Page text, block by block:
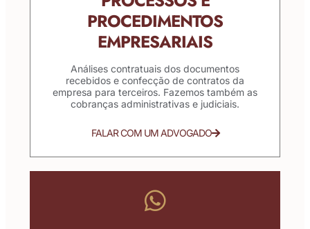
PROCEDIMENTOS
EMPRESARIAIS
Análises contratuais dos documentos
recebidos e confecção de contratos da
empresa para terceiros. Fazemos também as
cobranças administrativas e judiciais.
FALAR COM UM ADVOGADO